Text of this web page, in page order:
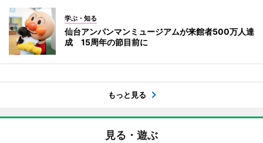
学ぶ・知る
仙台アンパンマンミュージアムが来館者500万人達
成 15周年の節目前に
もっと見る
見る・遊ぶ